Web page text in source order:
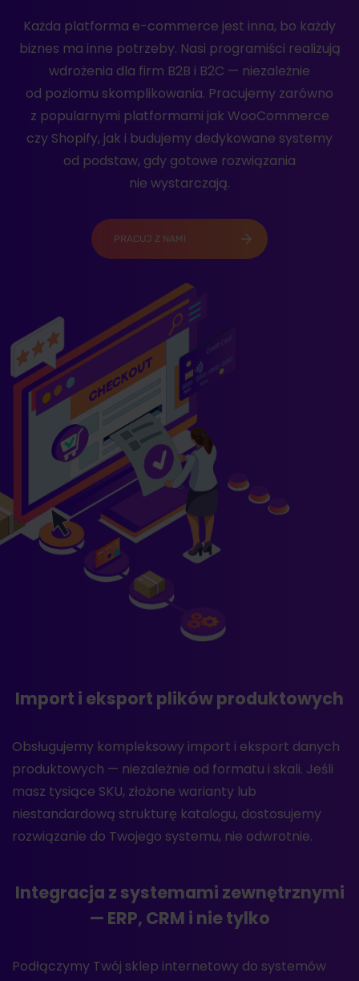
Każda platforma e-commerce jest inna, bo każdy
biznes ma inne potrzeby. Nasi programiści realizują
wdrożenia dla firm B2B i B2C — niezależnie
od poziomu skomplikowania. Pracujemy zarówno
z popularnymi platformami jak WooCommerce
czy Shopify, jak i budujemy dedykowane systemy
od podstaw, gdy gotowe rozwiązania
nie wystarczają.
PRACUJ Z NAMI
Import i eksport plików produktowych
Obsługujemy kompleksowy import i eksport danych
produktowych — niezależnie od formatu i skali. Jeśli
masz tysiące SKU, złożone warianty lub
niestandardową strukturę katalogu, dostosujemy
rozwiązanie do Twojego systemu, nie odwrotnie.
Integracja z systemami zewnętrznymi
— ERP, CRM i nie tylko
Podłączymy Twój sklep internetowy do systemów